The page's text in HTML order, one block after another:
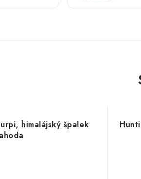
himalájský špalek